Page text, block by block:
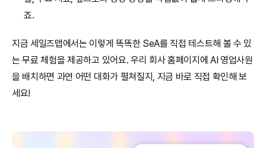
죠.
지금 세일즈맵에서는 이렇게 똑똑한 SeA를 직접 테스트해 볼 수 있
는 무료 체험을 제공하고 있어요. 우리 회사 홈페이지에 AI 영업사원
을 배치하면 과연 어떤 대화가 펼쳐질지, 지금 바로 직접 확인해 보
세요!